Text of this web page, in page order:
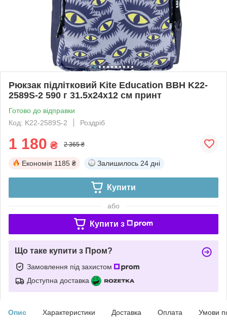
Рюкзак підлітковий Kite Education BBH K22-
2589S-2 590 г 31.5x24x12 см принт
Готово до відправки
Код: K22-2589S-2
Роздріб
1 180 ₴ 2 365 ₴
Економія 1185 ₴ Залишилось 24 дні
Купити
або
Купити з
Що таке купити з Пром?
Замовлення під захистом
Доступна доставка
Опис Характеристики Доставка Оплата Умови